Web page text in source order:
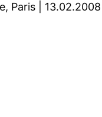
Paris | 13.02.2008